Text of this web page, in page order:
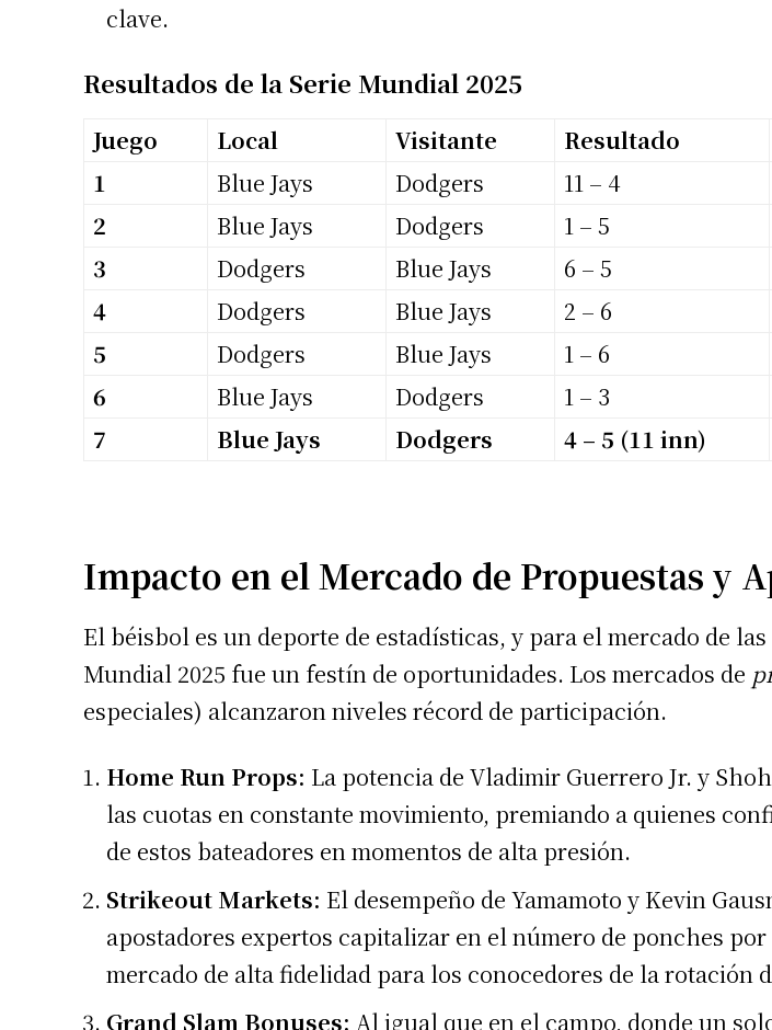
clave.
Resultados de la Serie Mundial 2025
Juego Local Visitante Resultado
1
Blue Jays Dodgers 11 – 4
2
Blue Jays Dodgers 1 – 5
3
Dodgers Blue Jays 6 – 5
4
Dodgers Blue Jays 2 – 6
5
Dodgers Blue Jays 1 – 6
6
Blue Jays Dodgers 1 – 3
7
Blue Jays Dodgers 4 – 5 (11 inn)
Impacto en el Mercado de Propuestas y
El béisbol es un deporte de estadísticas, y para el mercado de
Mundial 2025 fue un festín de oportunidades. Los mercados de
especiales) alcanzaron niveles récord de participación.
Home Run Props: La potencia de Vladimir Guerrero Jr. y
las cuotas en constante movimiento, premiando a quienes
de estos bateadores en momentos de alta presión.
Strikeout Markets: El desempeño de Yamamoto y Kevin
apostadores expertos capitalizar en el número de ponches
mercado de alta fidelidad para los conocedores de la rotación
Grand Slam Bonuses: Al igual que en el campo, donde un